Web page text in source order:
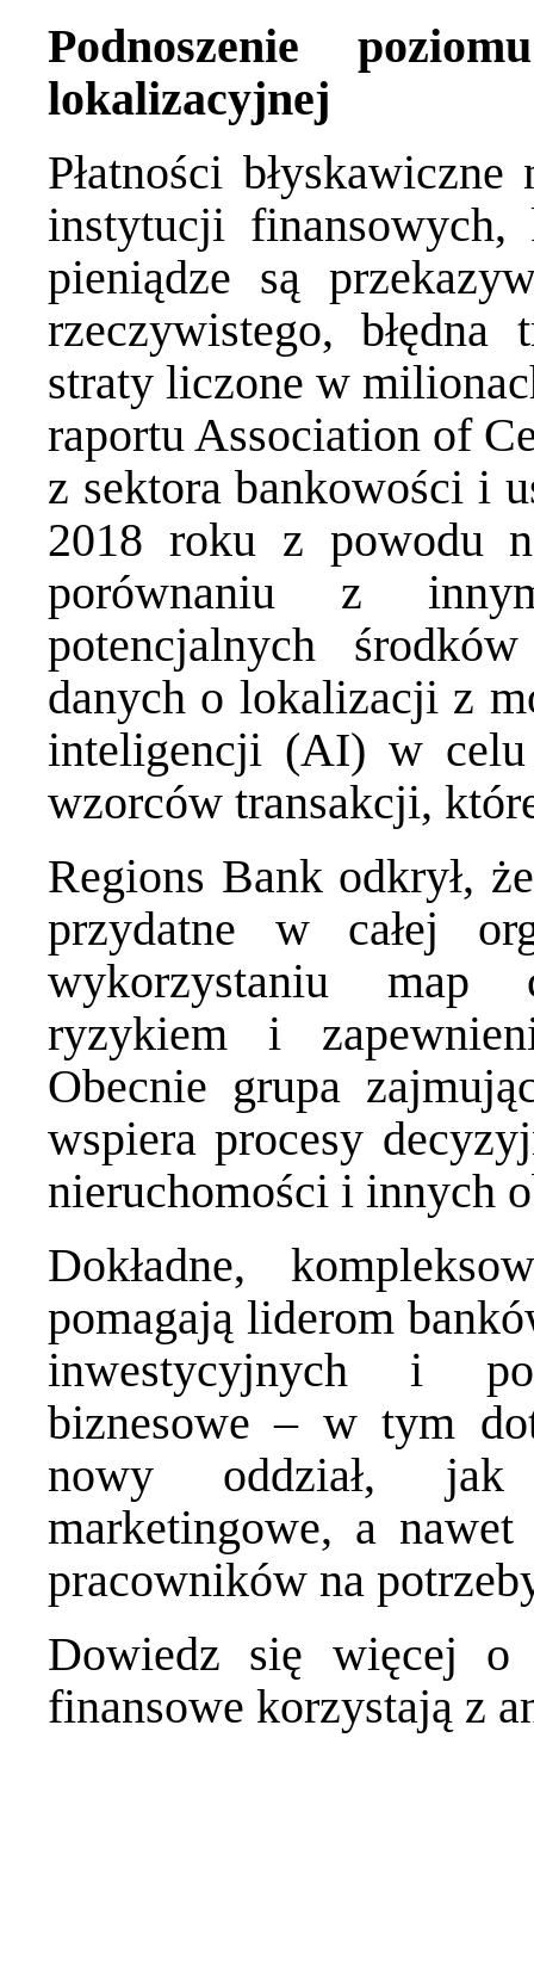
Podnoszenie
lokalizacyjnej
Płatności
instytucji
pieniądze są
rzeczywistego, błędna
straty liczone w
raportu Association of
z sektora bankowości i
2018 roku z powodu
porównaniu z
potencjalnych
danych o lokalizacji z
inteligencji (AI) w celu
wzorców transakcji,
Regions Bank odkrył,
przydatne w całej
wykorzystaniu map
ryzykiem i
Obecnie grupa
wspiera procesy
nieruchomości i innych
Dokładne,
pomagają liderom
inwestycyjnych i
biznesowe – w tym
nowy oddział, jak
marketingowe, a
pracowników na
Dowiedz się więcej
finansowe korzystają z